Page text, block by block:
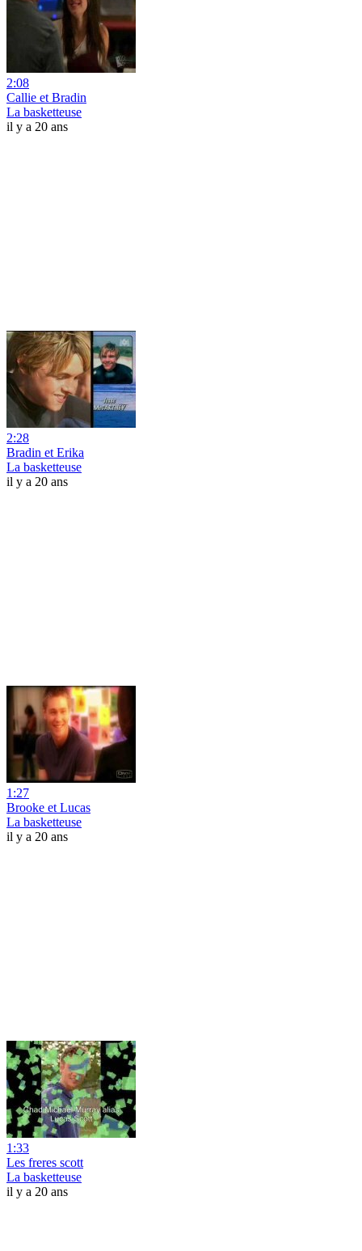
2:08
Callie et Bradin
La basketteuse
il y a 20 ans
2:28
Bradin et Erika
La basketteuse
il y a 20 ans
1:27
Brooke et Lucas
La basketteuse
il y a 20 ans
1:33
Les freres scott
La basketteuse
il y a 20 ans